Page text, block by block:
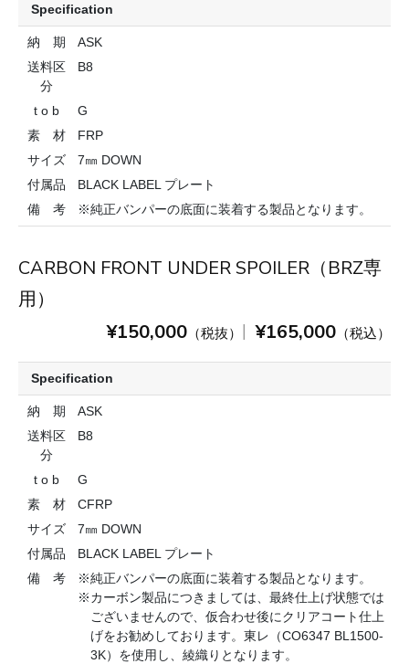
Specification
納 期
ASK
送料区
分
B8
t o b
G
素 材
FRP
サイズ
7㎜ DOWN
付属品
BLACK LABEL プレート
備 考
※純正バンパーの底面に装着する製品となります。
CARBON FRONT UNDER SPOILER（BRZ専
用）
¥150,000 （税抜） ¥165,000 （税込）
Specification
納 期
ASK
送料区
分
B8
t o b
G
素 材
CFRP
サイズ
7㎜ DOWN
付属品
BLACK LABEL プレート
備 考
※純正バンパーの底面に装着する製品となります。
※カーボン製品につきましては、最終仕上げ状態では
ございませんので、仮合わせ後にクリアコート仕上
げをお勧めしております。東レ（CO6347 BL1500-
3K）を使用し、綾織りとなります。